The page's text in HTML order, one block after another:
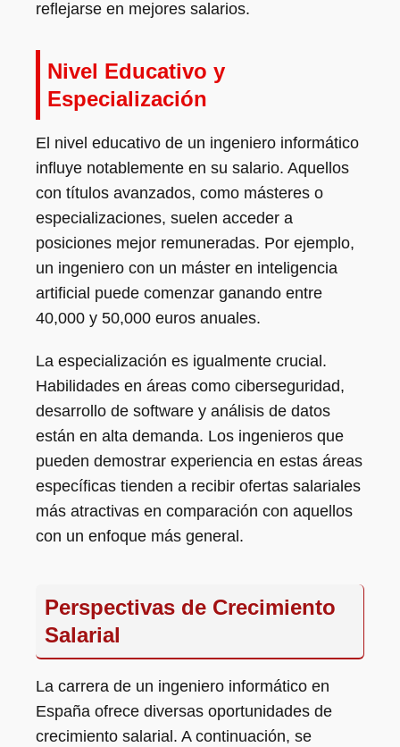
reflejarse en mejores salarios.
Nivel Educativo y
Especialización
El nivel educativo de un ingeniero informático
influye notablemente en su salario. Aquellos
con títulos avanzados, como másteres o
especializaciones, suelen acceder a
posiciones mejor remuneradas. Por ejemplo,
un ingeniero con un máster en inteligencia
artificial puede comenzar ganando entre
40,000 y 50,000 euros anuales.
La especialización es igualmente crucial.
Habilidades en áreas como ciberseguridad,
desarrollo de software y análisis de datos
están en alta demanda. Los ingenieros que
pueden demostrar experiencia en estas áreas
específicas tienden a recibir ofertas salariales
más atractivas en comparación con aquellos
con un enfoque más general.
Perspectivas de Crecimiento
Salarial
La carrera de un ingeniero informático en
España ofrece diversas oportunidades de
crecimiento salarial. A continuación, se